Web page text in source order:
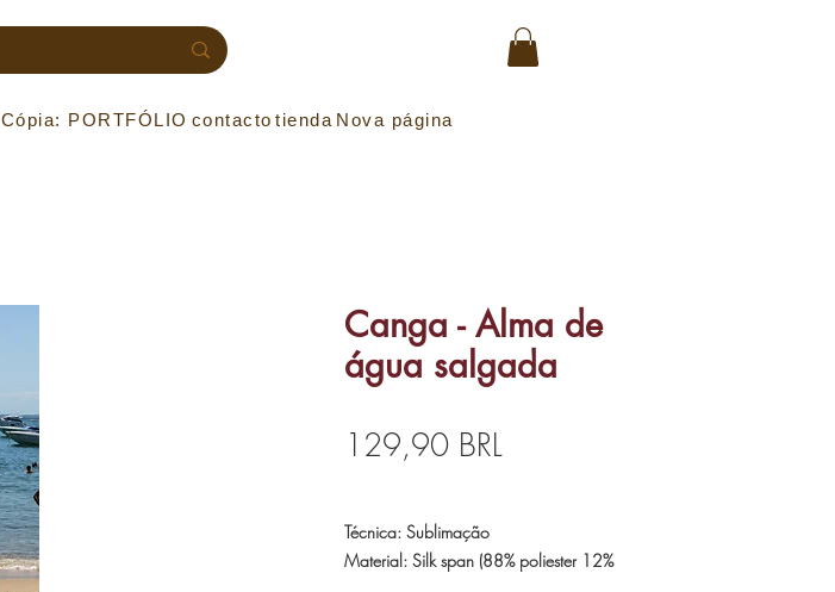
Cópia: PORTFÓLIO contacto tienda Nova página
Canga - Alma de
água salgada
129,90 BRLPrecio
Técnica: Sublimação
Material: Silk span (88% poliester 12%